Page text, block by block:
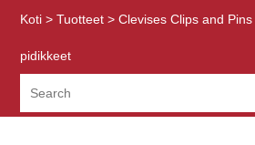
Koti > Tuotteet >Clevises Clips and Pins
pidikkeet